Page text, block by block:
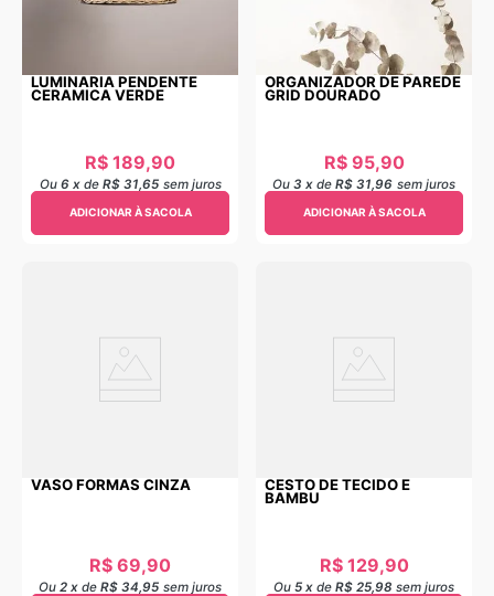
LUMINARIA PENDENTE
CERAMICA VERDE
R$ 189,90
Ou 6 xde R$ 31,65 sem juros
ADICIONAR À SACOLA
ORGANIZADOR DE PAREDE
GRID DOURADO
R$ 95,90
Ou 3 x de R$ 31,96 sem juros
ADICIONAR À SACOLA
VASO FORMAS CINZA
R$ 69,90
Ou 2 x de R$ 34,95 sem juros
CESTO DE TECIDO E
BAMBU
R$ 129,90
Ou 5 x de R$ 25,98 sem juros